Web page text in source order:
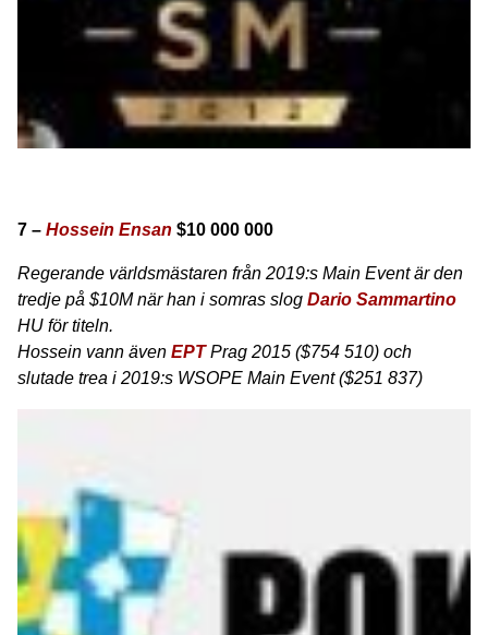
7 – Hossein Ensan $10 000 000
Regerande världsmästaren från 2019:s Main Event är den
tredje på $10M när han i somras slog Dario Sammartino
HU för titeln.
Hossein vann även EPTPrag 2015 ($754 510) och
slutade trea i 2019:s WSOPE Main Event ($251 837)